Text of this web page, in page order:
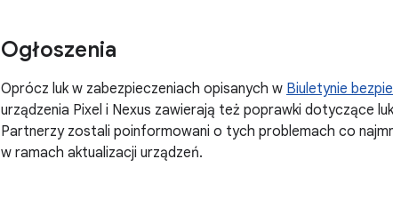
Ogłoszenia
Oprócz luk w zabezpieczeniach opisanych w Biuletynie
urządzenia Pixel i Nexus zawierają też poprawki dotyczące
Partnerzy zostali poinformowani o tych problemach co
w ramach aktualizacji urządzeń.